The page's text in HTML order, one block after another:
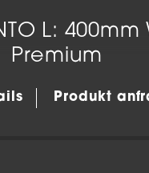
L: 400mm
Premium
Produkt